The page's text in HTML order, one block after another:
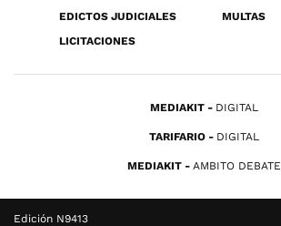
EDICTOS JUDICIALES
MULTAS
LICITACIONES
MEDIAKIT DIGITAL
TARIFARIO DIGITAL
MEDIAKIT AMBITO DEBATE
Edición N9413